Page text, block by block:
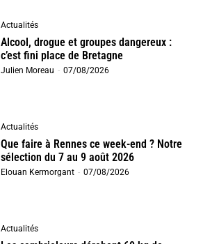
Actualités
Alcool, drogue et groupes dangereux :
c’est fini place de Bretagne
Julien Moreau - 07/08/2026
Actualités
Que faire à Rennes ce week-end ? Notre
sélection du 7 au 9 août 2026
Elouan Kermorgant - 07/08/2026
Actualités